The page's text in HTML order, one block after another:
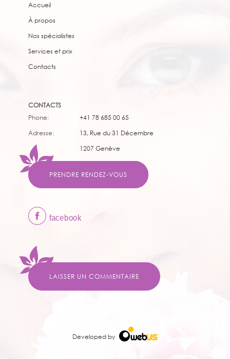
Accueil
À propos
Nos spécialistes
Services et prix
Сontacts
CONTACTS
Phone:
+41 78 685 00 65
Adresse:
13, Rue du 31 Décembre
1207 Genève
PRENDRE RENDEZ-VOUS
LAISSER UN COMMENTAIRE
Developed by